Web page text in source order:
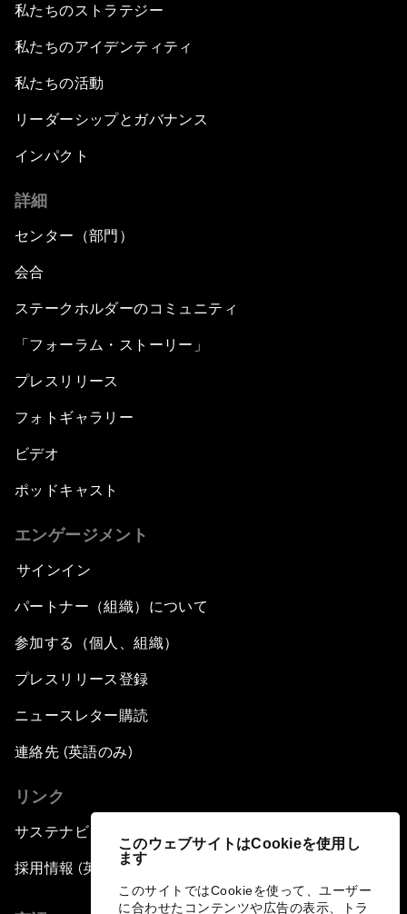
このウェブサイトはCookieを使用し
ます
このサイトではCookieを使って、ユーザー
に合わせたコンテンツや広告の表示、トラ
私たちのストラテジー
私たちのアイデンティティ
私たちの活動
リーダーシップとガバナンス
インパクト
詳細
センター（部門）
会合
ステークホルダーのコミュニティ
「フォーラム・ストーリー」
プレスリリース
フォトギャラリー
ビデオ
ポッドキャスト
エンゲージメント
サインイン
パートナー（組織）について
参加する（個人、組織）
プレスリリース登録
ニュースレター購読
連絡先 (英語のみ)
リンク
サステナビリティへの取り組み
採用情報 (英語のみ)